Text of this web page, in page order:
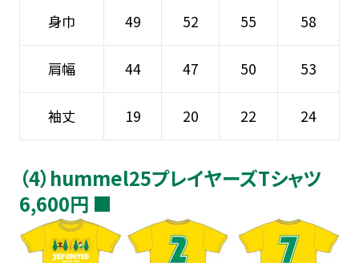
身巾 49 52 55 58
肩幅 44 47 50 53
袖丈 19 20 22 24
（4）hummel25プレイヤーズTシャツ
6,600円 ■